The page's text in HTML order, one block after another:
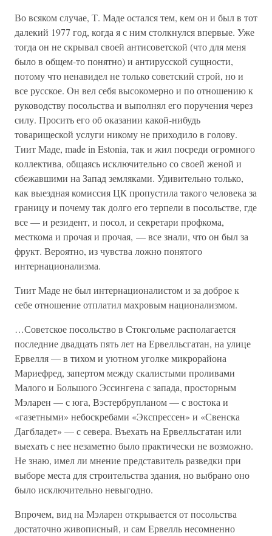
Во всяком случае, Т. Маде остался тем, кем он и был в тот
далекий 1977 год, когда я с ним столкнулся впервые. Уже
тогда он не скрывал своей антисоветской (что для меня
было в общем-то понятно) и антирусской сущности,
потому что ненавидел не только советский строй, но и
все русское. Он вел себя высокомерно и по отношению к
руководству посольства и выполнял его поручения через
силу. Просить его об оказании какой-нибудь
товарищеской услуги никому не приходило в голову.
Тиит Маде, made in Estonia, так и жил посреди огромного
коллектива, общаясь исключительно со своей женой и
сбежавшими на Запад земляками. Удивительно только,
как выездная комиссия ЦК пропустила такого человека за
границу и почему так долго его терпели в посольстве, где
все — и резидент, и посол, и секретари профкома,
месткома и прочая и прочая, — все знали, что он был за
фрукт. Вероятно, из чувства ложно понятого
интернационализма.
Тиит Маде не был интернационалистом и за доброе к
себе отношение отплатил махровым национализмом.
…Советское посольство в Стокгольме располагается
последние двадцать пять лет на Ервелльсгатан, на улице
Ервелля — в тихом и уютном уголке микрорайона
Мариефред, запертом между скалистыми проливами
Малого и Большого Эссингена с запада, просторным
Мэларен — с юга, Вэстербрупланом — с востока и
«газетными» небоскребами «Экспрессен» и «Свенска
Дагбладет» — с севера. Въехать на Ервелльсгатан или
выехать с нее незаметно было практически не возможно.
Не знаю, имел ли мнение представитель разведки при
выборе места для строительства здания, но выбрано оно
было исключительно невыгодно.
Впрочем, вид на Мэларен открывается от посольства
достаточно живописный, и сам Ервелль несомненно